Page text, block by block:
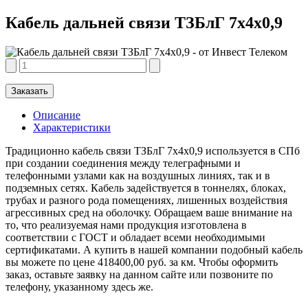
Кабель дальней связи ТЗБлГ 7х4х0,9
Заказать
Описание
Характеристики
Традиционно кабель связи ТЗБлГ 7х4х0,9 используется в СПб
при создании соединения между телеграфными и
телефонными узлами как на воздушных линиях, так и в
подземных сетях. Кабель задействуется в тоннелях, блоках,
трубах и разного рода помещениях, лишенных воздействия
агрессивных сред на оболочку. Обращаем ваше внимание на
то, что реализуемая нами продукция изготовлена в
соответствии с ГОСТ и обладает всеми необходимыми
сертификатами. А купить в нашей компании подобный кабель
вы можете по цене 418400,00 руб. за км. Чтобы оформить
заказ, оставьте заявку на данном сайте или позвоните по
телефону, указанному здесь же.